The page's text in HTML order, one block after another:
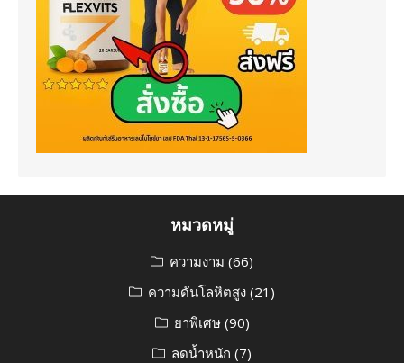
หมวดหมู่
ความงาม (66)
ความดันโลหิตสูง (21)
ยาพิเศษ(90)
ลดน้ำหนัก (7)